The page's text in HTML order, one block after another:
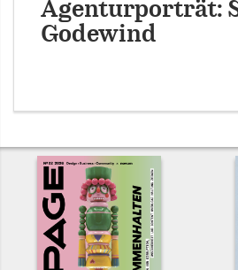
Agenturporträt:
Godewind